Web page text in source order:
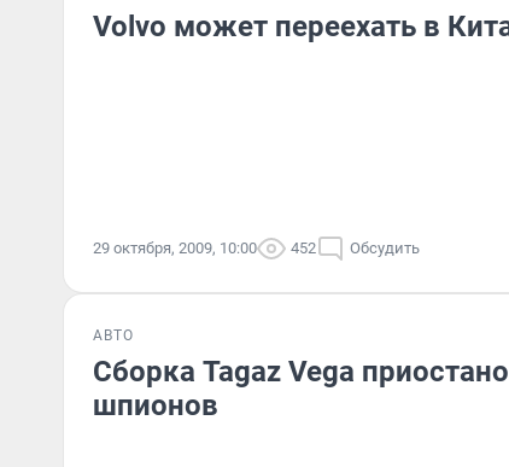
Volvo может переехать в
29 октября, 2009, 10:00 452 Обсудить
АВТО
Сборка Tagaz Vega
шпионов